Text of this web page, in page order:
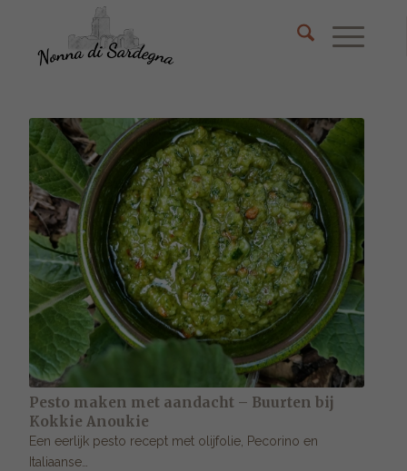
Pesto maken met aandacht – Buurten bij
Kokkie Anoukie
Een eerlijk pesto recept met olijfolie, Pecorino en
Italiaanse…